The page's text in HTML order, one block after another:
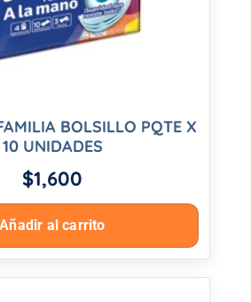
BOLSILLO PQTE X
10 UNIDADES
$1,600
Añadir al carrito